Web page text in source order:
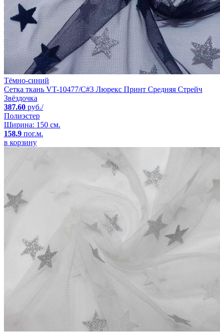
Тёмно-синий
Сетка ткань VT-10477/C#3 Люрекс Принт Средняя Стрейч
Звёздочка
387.60 руб./
Полиэстер
Ширина: 150 см.
158.9 пог.м.
в корзину